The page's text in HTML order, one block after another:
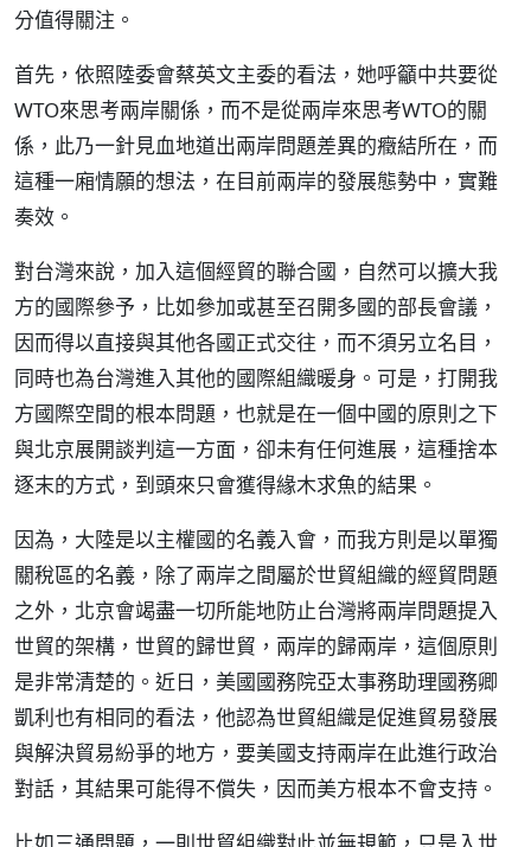
分值得關注。
首先，依照陸委會蔡英文主委的看法，她呼籲中共要從
WTO來思考兩岸關係，而不是從兩岸來思考WTO的關
係，此乃一針見血地道出兩岸問題差異的癥結所在，而
這種一廂情願的想法，在目前兩岸的發展態勢中，實難
奏效。
對台灣來說，加入這個經貿的聯合國，自然可以擴大我
方的國際參予，比如參加或甚至召開多國的部長會議，
因而得以直接與其他各國正式交往，而不須另立名目，
同時也為台灣進入其他的國際組織暖身。可是，打開我
方國際空間的根本問題，也就是在一個中國的原則之下
與北京展開談判這一方面，卻未有任何進展，這種捨本
逐末的方式，到頭來只會獲得緣木求魚的結果。
因為，大陸是以主權國的名義入會，而我方則是以單獨
關稅區的名義，除了兩岸之間屬於世貿組織的經貿問題
之外，北京會竭盡一切所能地防止台灣將兩岸問題提入
世貿的架構，世貿的歸世貿，兩岸的歸兩岸，這個原則
是非常清楚的。近日，美國國務院亞太事務助理國務卿
凱利也有相同的看法，他認為世貿組織是促進貿易發展
與解決貿易紛爭的地方，要美國支持兩岸在此進行政治
對話，其結果可能得不償失，因而美方根本不會支持。